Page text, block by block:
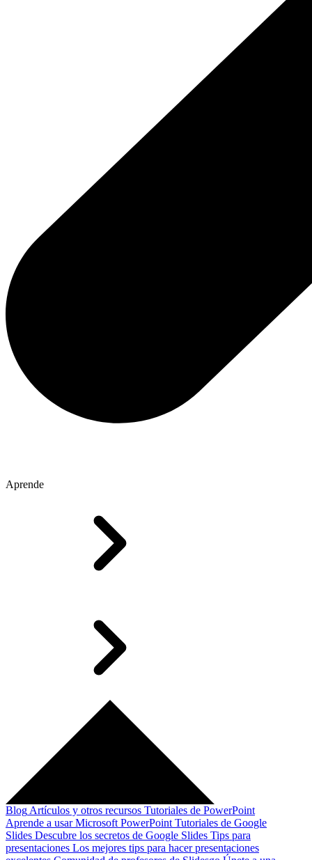
Aprende
Blog Artículos y otros recursos Tutoriales de PowerPoint
Aprende a usar Microsoft PowerPoint Tutoriales de Google
Slides Descubre los secretos de Google Slides Tips para
presentaciones Los mejores tips para hacer presentaciones